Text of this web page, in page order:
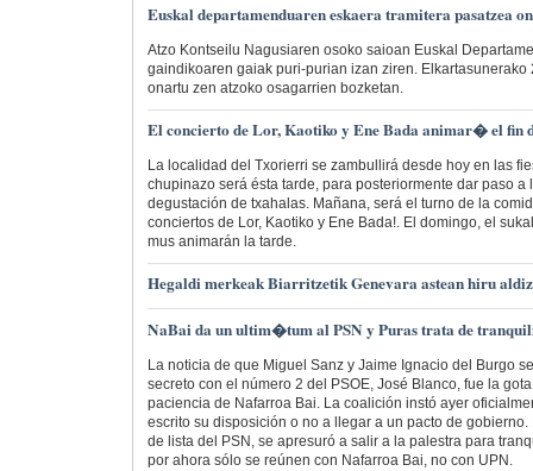
Euskal departamenduaren eskaera tramitera pasatzea
Atzo Kontseilu Nagusiaren osoko saioan Euskal
gaindikoaren gaiak puri-purian izan ziren. Elkartasunerako
onartu zen atzoko osagarrien bozketan.
El concierto de Lor, Kaotiko y Ene Bada animar� el fin
La localidad del Txorierri se zambullirá desde hoy en las
chupinazo será ésta tarde, para posteriormente dar paso a
degustación de txahalas. Mañana, será el turno de la
conciertos de Lor, Kaotiko y Ene Bada!. El domingo, el
mus animarán la tarde.
Hegaldi merkeak Biarritzetik Genevara astean hiru aldiz
NaBai da un ultim�tum al PSN y Puras trata de
La noticia de que Miguel Sanz y Jaime Ignacio del Burgo
secreto con el número 2 del PSOE, José Blanco, fue la
paciencia de Nafarroa Bai. La coalición instó ayer
escrito su disposición o no a llegar a un pacto de
de lista del PSN, se apresuró a salir a la palestra para
por ahora sólo se reúnen con Nafarroa Bai, no con UPN.